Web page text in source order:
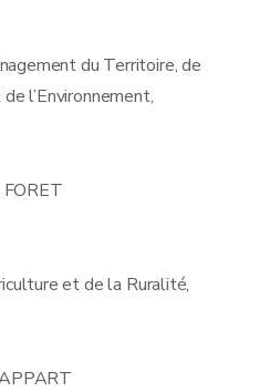
du Territoire, de
l’Environnement,
FORET
et de la Ruralité,